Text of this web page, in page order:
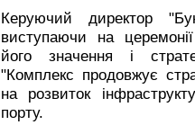
Керуючий директор
виступаючи на
його значення і
"Комплекс продовжує
на розвиток
порту.